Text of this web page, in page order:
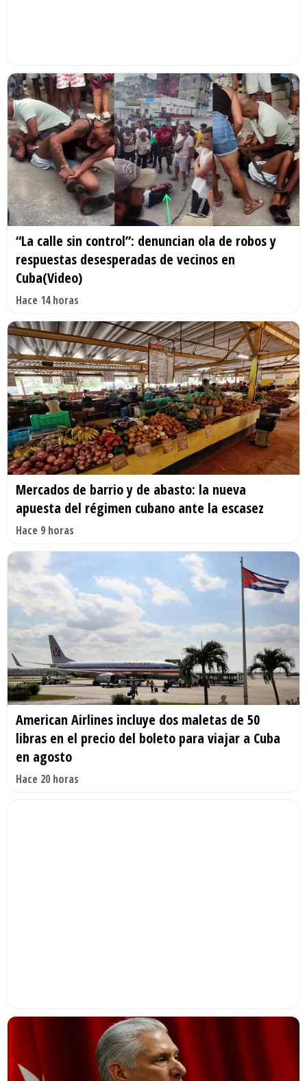
“La calle sin control”: denuncian ola de robos y
respuestas desesperadas de vecinos en
Cuba(Video)
Hace 14 horas
Mercados de barrio y de abasto: la nueva
apuesta del régimen cubano ante la escasez
Hace 9 horas
American Airlines incluye dos maletas de 50
libras en el precio del boleto para viajar a Cuba
en agosto
Hace 20 horas